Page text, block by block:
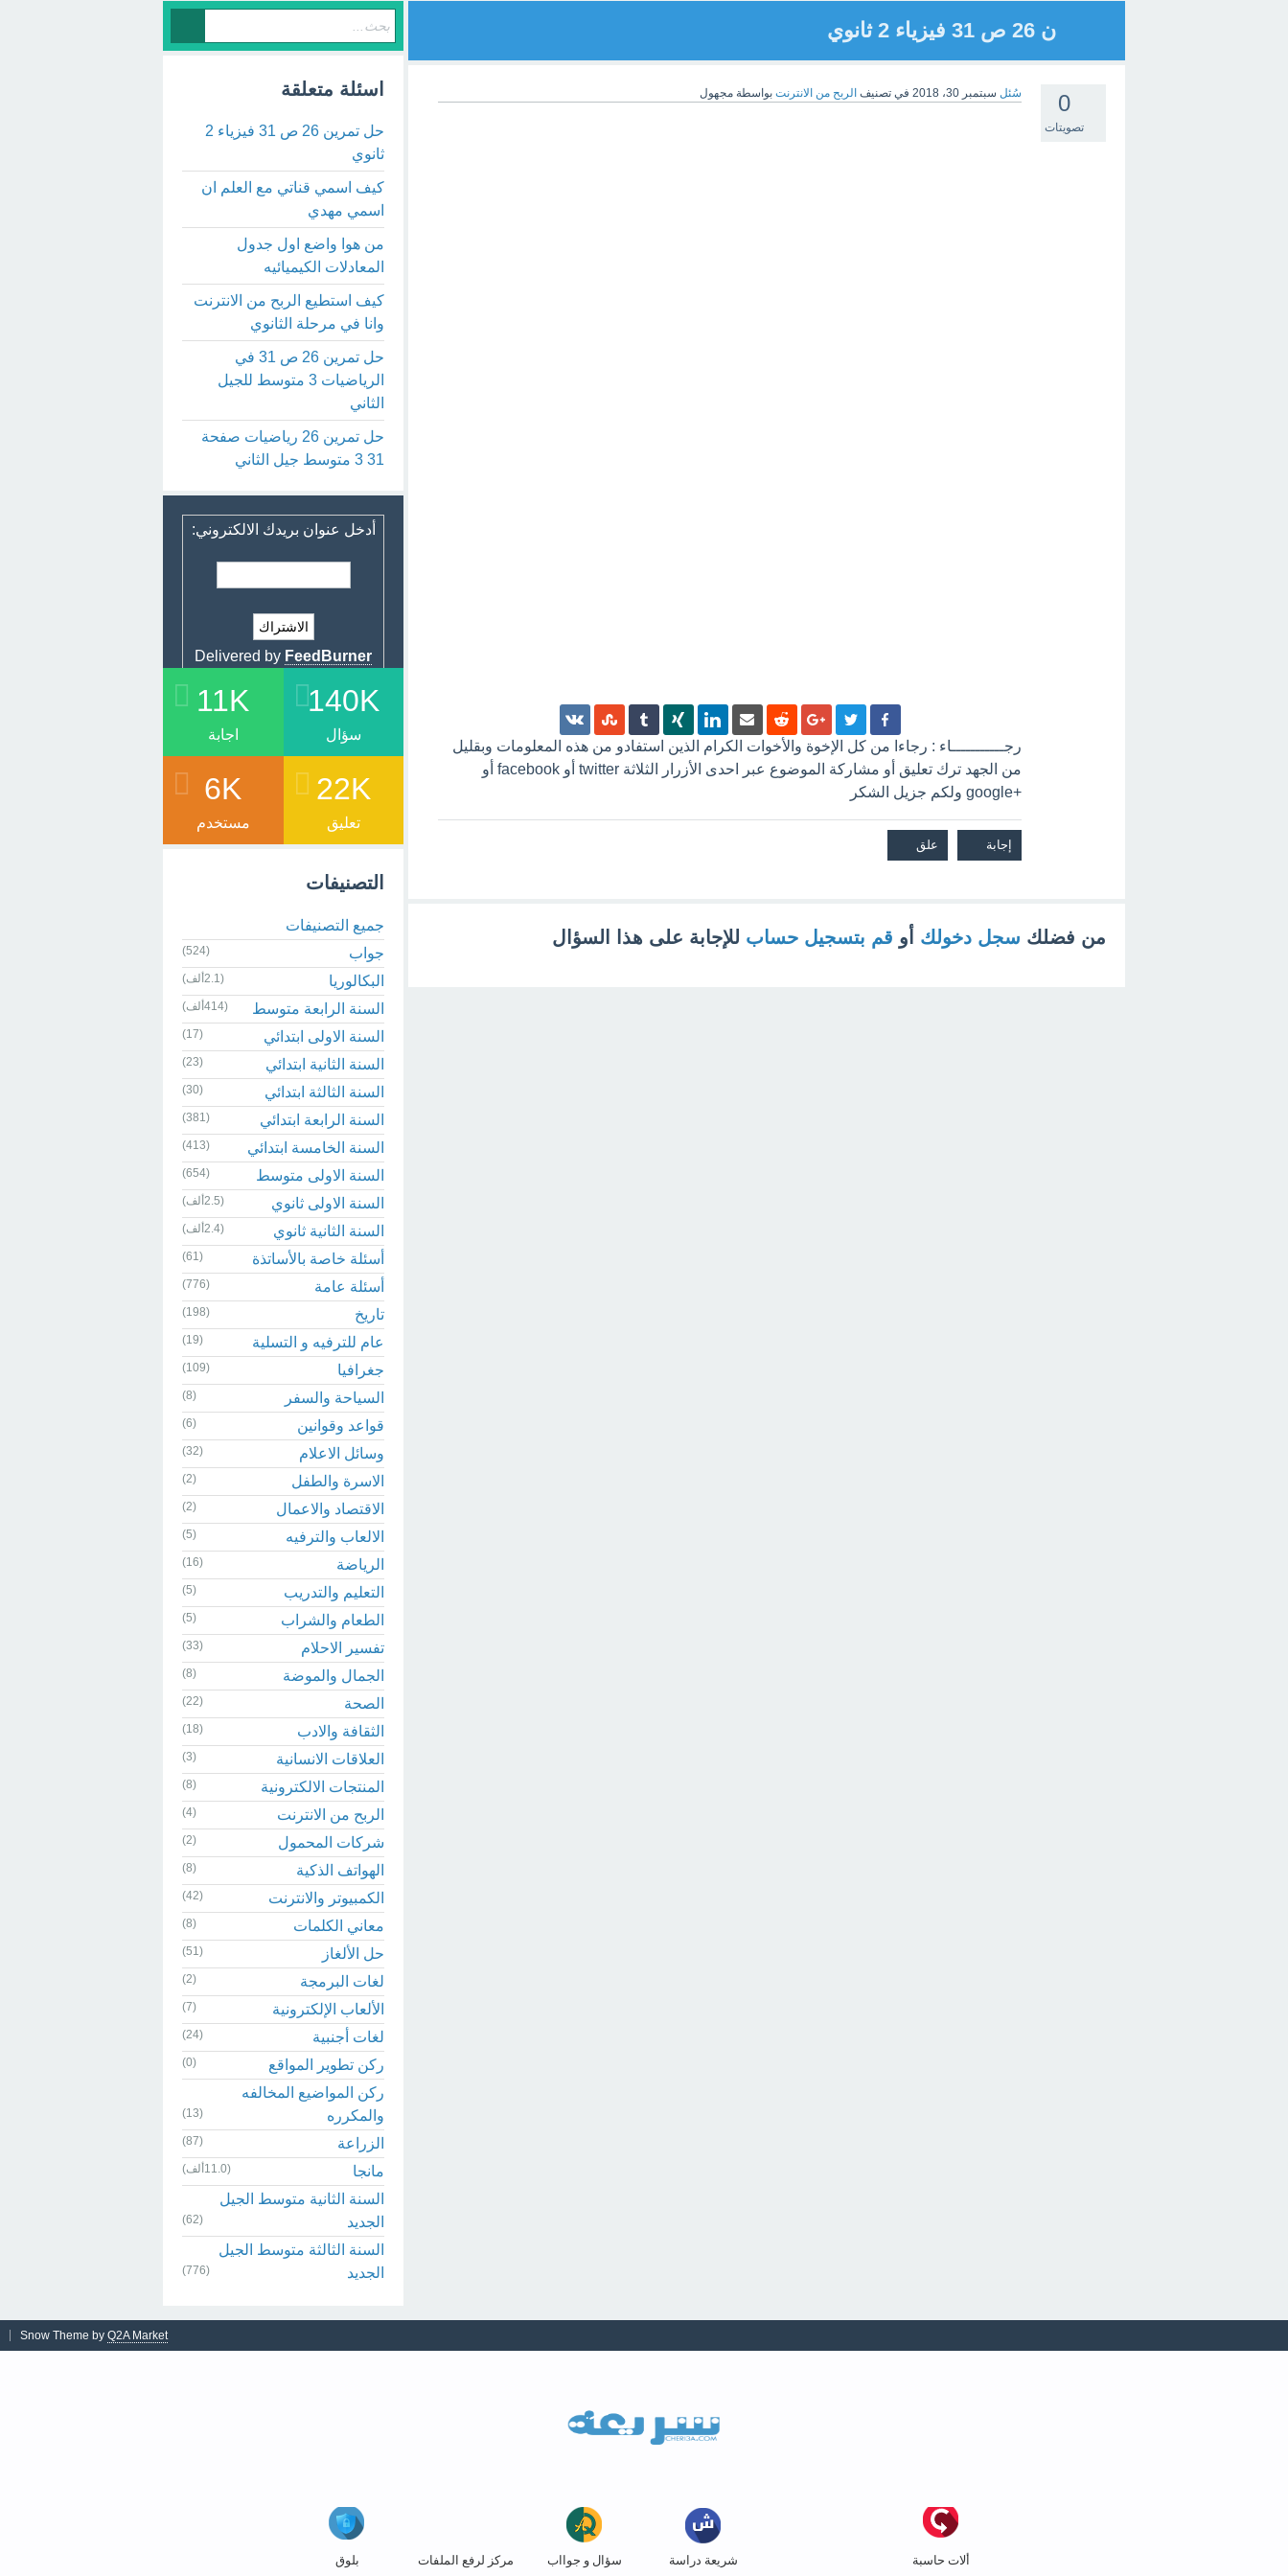
ن 26 ص 31 فيزياء 2 ثانوي
0
تصويتات
سُئل سبتمبر 30، 2018 في تصنيف الربح من الانترنت بواسطة مجهول
رجـــــــــــاء : رجاءا من كل الإخوة والأخوات الكرام الذين استفادو من هذه المعلومات وبقليل
من الجهد ترك تعليق أو مشاركة الموضوع عبر احدى الأزرار الثلاثة twitter أو facebook أو
+google ولكم جزيل الشكر
من فضلك سجل دخولك أو قم بتسجيل حساب للإجابة على هذا السؤال
اسئلة متعلقة
حل تمرين 26 ص 31 فيزياء 2
ثانوي
كيف اسمي قناتي مع العلم ان
اسمي مهدي
من هوا واضع اول جدول
المعادلات الكيميائيه
كيف استطيع الربح من الانترنت
وانا في مرحلة الثانوي
حل تمرين 26 ص 31 في
الرياضيات 3 متوسط للجيل
الثاني
حل تمرين 26 رياضيات صفحة
31 3 متوسط جيل الثاني
أدخل عنوان بريدك الالكتروني:
Delivered by FeedBurner
140K
سؤال
11K
اجابة
22K
تعليق
6K
مستخدم
التصنيفات
جميع التصنيفات
جواب
(524)
البكالوريا (2.1ألف)
السنة الرابعة متوسط (414ألف)
السنة الاولى ابتدائي (17)
السنة الثانية ابتدائي (23)
السنة الثالثة ابتدائي (30)
السنة الرابعة ابتدائي (381)
السنة الخامسة ابتدائي (413)
السنة الاولى متوسط (654)
السنة الاولى ثانوي (2.5ألف)
السنة الثانية ثانوي (2.4ألف)
أسئلة خاصة بالأساتذة (61)
أسئلة عامة (776)
تاريخ (198)
عام للترفيه و التسلية (19)
جغرافيا (109)
السياحة والسفر (8)
قواعد وقوانين (6)
وسائل الاعلام (32)
الاسرة والطفل (2)
الاقتصاد والاعمال (2)
الالعاب والترفيه (5)
الرياضة (16)
التعليم والتدريب (5)
الطعام والشراب (5)
تفسير الاحلام (33)
الجمال والموضة (8)
الصحة (22)
الثقافة والادب (18)
العلاقات الانسانية (3)
المنتجات الالكترونية (8)
الربح من الانترنت (4)
شركات المحمول (2)
الهواتف الذكية (8)
الكمبيوتر والانترنت (42)
معاني الكلمات (8)
حل الألغاز (51)
لغات البرمجة (2)
الألعاب الإلكترونية (7)
لغات أجنبية (24)
ركن تطوير المواقع (0)
ركن المواضيع المخالفه
والمكرره
(13)
الزراعة (87)
مانجا (11.0ألف)
السنة الثانية متوسط الجيل
الجديد
(62)
السنة الثالثة متوسط الجيل
الجديد
(776)
Snow Theme by Q2A Market